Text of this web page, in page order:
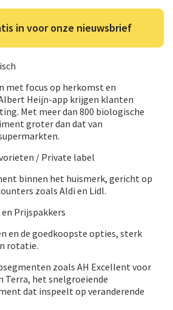
in voor onze nieuwsbrief
met focus op herkomst en
Heijn-app krijgen klanten
Met meer dan 800 biologische
groter dan dat van
/ Private label
binnen het huismerk, gericht op
zoals Aldi en Lidl.
Prijspakkers
en de goedkoopste opties, sterk
rotatie.
zoals AH Excellent voor
Terra, het snelgroeiende
dat inspeelt op veranderende